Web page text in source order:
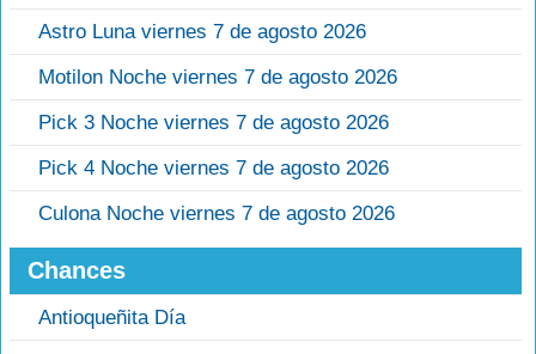
Astro Luna viernes 7 de agosto 2026
Motilon Noche viernes 7 de agosto 2026
Pick 3 Noche viernes 7 de agosto 2026
Pick 4 Noche viernes 7 de agosto 2026
Culona Noche viernes 7 de agosto 2026
Chances
Antioqueñita Día